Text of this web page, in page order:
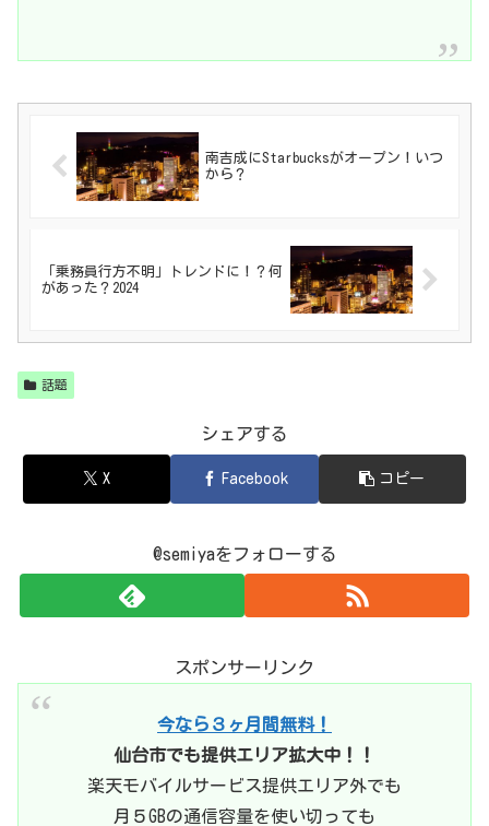
南吉成にStarbucksがオープン！いつ
から？
「乗務員行方不明」トレンドに！？何
があった？2024
話題
シェアする
X Facebook コピー
@semiyaをフォローする
スポンサーリンク
今なら３ヶ月間無料！
仙台市でも提供エリア拡大中！！
楽天モバイルサービス提供エリア外でも
月５GBの通信容量を使い切っても